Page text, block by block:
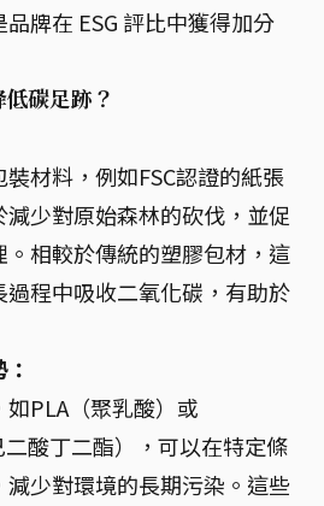
牌在 ESG 評比中獲得加分
碳足跡？
裝材料，例如FSC認證的紙張
少對原始森林的砍伐，並促
相較於傳統的塑膠包材，這
程中吸收二氧化碳，有助於
如PLA（聚乳酸）或
酸丁二酯），可以在特定條
少對環境的長期污染。這些